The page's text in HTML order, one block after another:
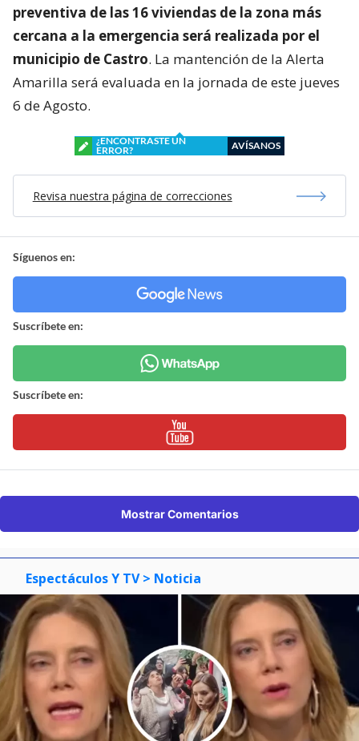
preventiva de las 16 viviendas de la zona más
cercana a la emergencia será realizada por el
municipio de Castro. La mantención de la Alerta
Amarilla será evaluada en la jornada de este jueves
6 de Agosto.
¿ENCONTRASTE UN
ERROR?
AVÍSANOS
Revisa nuestra página de correcciones
Síguenos en:
Suscríbete en:
Suscríbete en:
Mostrar Comentarios
Espectáculos Y TV > Noticia